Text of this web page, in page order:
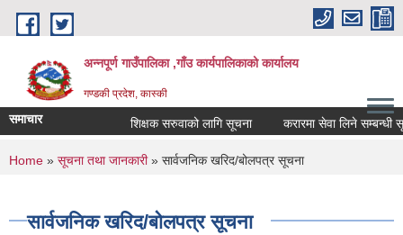
Skip to main content
अन्नपूर्ण गाउँपालिका ,गाँउ कार्यपालिकाको कार्यालय
गण्डकी प्रदेश, कास्की
समाचार शिक्षक सरुवाको लागि सूचना करारमा सेवा लिने सम्बन्धी
You are here
Home » सूचना तथा जानकारी» सार्वजनिक खरिद/बोलपत्र सूचना
सार्वजनिक खरिद/बोलपत्र सूचना